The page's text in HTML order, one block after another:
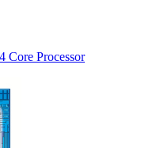
Core Processor